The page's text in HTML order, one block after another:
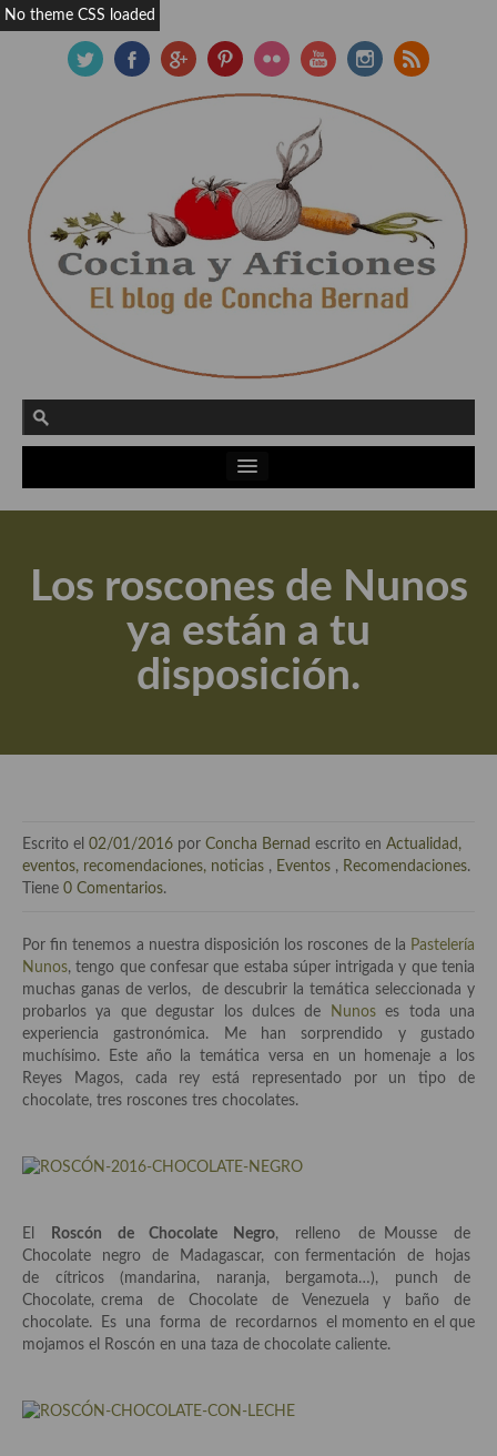
Actualidad y recomendaciones
Apuntes, estudios sobre temas interesantes e importantes
Aceite de Oliva Virgen Extra (AOVE)
Recetas maridadas con los mejores AOVES
Tiendas especiales
Especias, hierbas, condimentos, espesantes y aditivos
Historia de la gastronomía, platos celebres, cocineros, críticos,
historias culinarias y otras cosas
Origen y evolución de la comida
Protocolo y buenas maneras.
Ocio – restaurantes, bares, tabernas
En El Candelero
Las opiniones de la «Cocinera»
Prensa
Acompañamientos
Los roscones de Nunos
ya están a tu
disposición.
Escrito el 02/01/2016 por Concha Bernad escrito en Actualidad,
eventos, recomendaciones, noticias , Eventos , Recomendaciones.
Tiene 0 Comentarios.
Por fin tenemos a nuestra disposición los roscones de la Pastelería
Nunos, tengo que confesar que estaba súper intrigada y que tenia
muchas ganas de verlos, de descubrir la temática seleccionada y
probarlos ya que degustar los dulces de
Nunoses toda una
experiencia gastronómica. Me han sorprendido y gustado
muchísimo. Este año la temática versa en un homenaje a los
Reyes Magos, cada rey está representado por un tipo de
chocolate, tres roscones tres chocolates.
El Roscón de Chocolate Negro, relleno de Mousse de
Chocolate negro de Madagascar, con fermentación de hojas
de cítricos (mandarina, naranja, bergamota…), punch de
Chocolate, crema de Chocolate de Venezuela y baño de
chocolate. Es una forma de recordarnos el momento en el que
mojamos el Roscón en una taza de chocolate caliente.
No theme CSS loaded